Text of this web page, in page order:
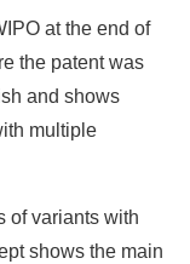
at the end of
the patent was
and shows
multiple
of variants with
shows the main